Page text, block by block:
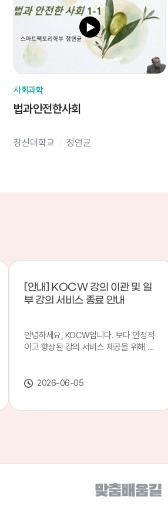
사회과학
법과안전한사회
창신대학교 정연균
[안내] KOCW 강의 이관 및 일
부 강의 서비스 종료 안내
안녕하세요, KOCW입니다. 보다 안정적
이고 향상된 강의 서비스 제공을 위해 강
스가 종료될 예정이오니, 이용에 참고하
종료 강의 안내 이관 작업으로 인해 일부
었습니다. 서비스 종료 강의 목록은 아래
링크에서 확인하실 수 있습니다. → 서비
2026-06-05